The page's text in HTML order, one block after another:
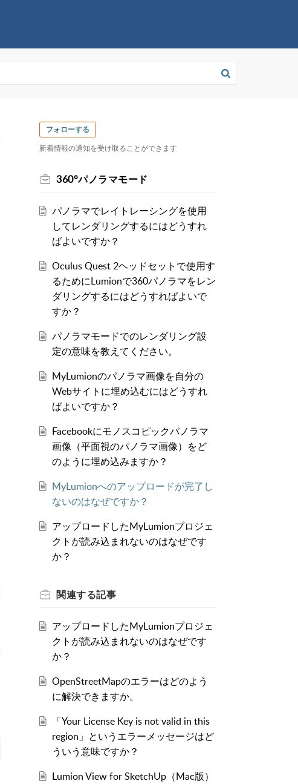
フォローする
新着情報の通知を受け取ることができます
360°パノラマモード
パノラマでレイトレーシングを使用
してレンダリングするにはどうすれ
ばよいですか？
Oculus Quest 2ヘッドセットで使用す
るためにLumionで360パノラマをレン
ダリングするにはどうすればよいで
すか？
パノラマモードでのレンダリング設
定の意味を教えてください。
MyLumionのパノラマ画像を自分の
Webサイトに埋め込むにはどうすれ
ばよいですか？
Facebookにモノスコピックパノラマ
画像（平面視のパノラマ画像）をど
のように埋め込みますか？
MyLumionへのアップロードが完了し
ないのはなぜですか？
アップロードしたMyLumionプロジェ
クトが読み込まれないのはなぜです
か？
関連する記事
アップロードしたMyLumionプロジェ
クトが読み込まれないのはなぜです
か？
OpenStreetMapのエラーはどのよう
に解決できますか。
「Your License Key is not valid in this
region」というエラーメッセージはど
ういう意味ですか？
Lumion View for SketchUp（Mac版）